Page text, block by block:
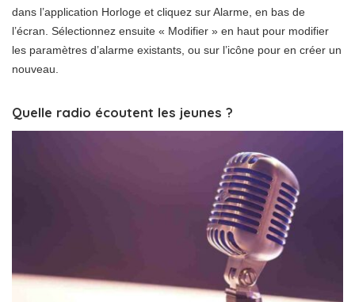
dans l’application Horloge et cliquez sur Alarme, en bas de
l’écran. Sélectionnez ensuite « Modifier » en haut pour modifier
les paramètres d’alarme existants, ou sur l’icône pour en créer un
nouveau.
Quelle radio écoutent les jeunes ?